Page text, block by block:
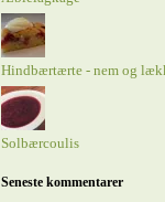
Hindbærtærte - nem og
Solbærcoulis
Seneste kommentarer